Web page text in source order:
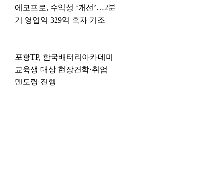
에코프로, 수익성 ‘개선’…2분
기 영업익 329억 흑자 기조
포항TP, 한국배터리아카데미
교육생 대상 현장견학·취업
멘토링 진행